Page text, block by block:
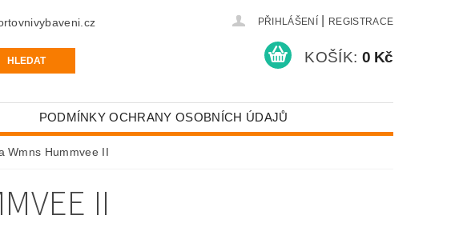
PŘIHLÁŠENÍ REGISTRACE
KOŠÍK: 0 Kč
PODMÍNKY OCHRANY OSOBNÍCH ÚDAJŮ
Wmns Hummvee II
II